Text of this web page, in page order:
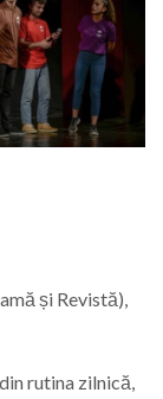
și Revistă),
rutina zilnică,